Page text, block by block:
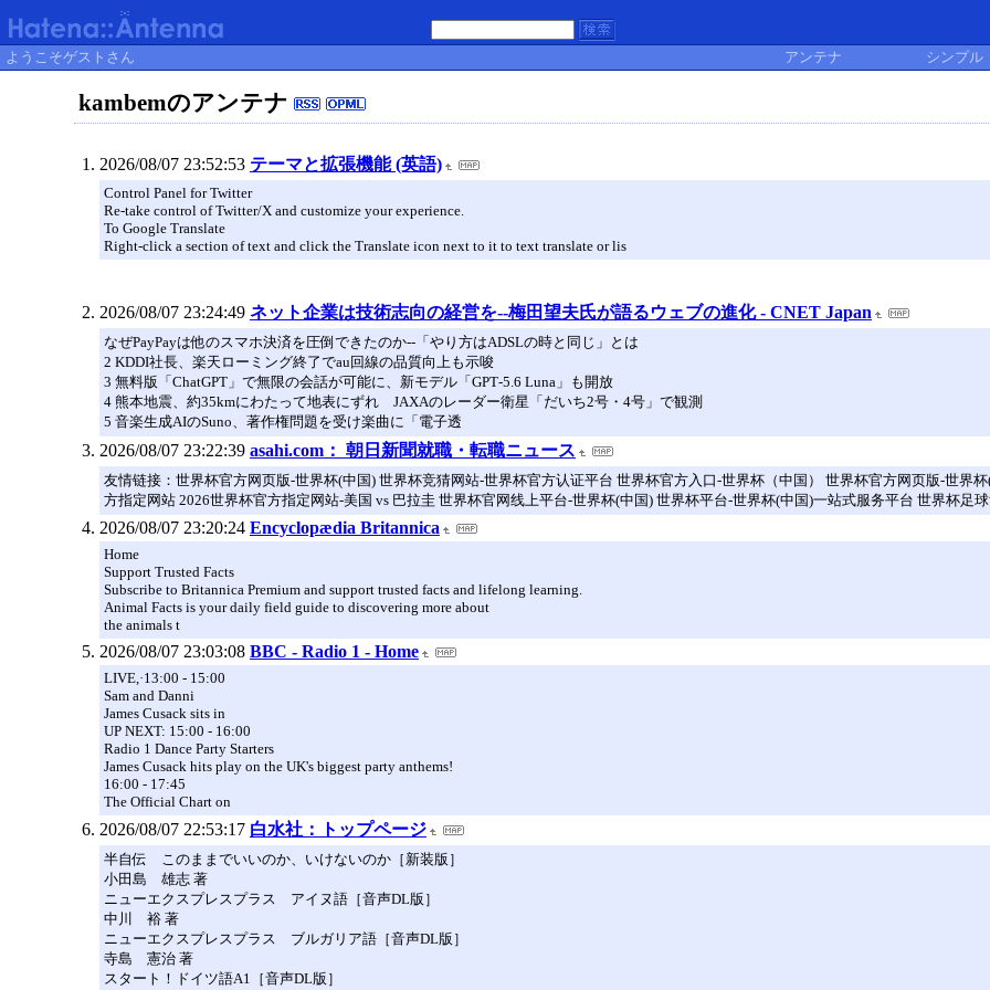
ようこそゲストさん アンテナ シンプル
kambemのアンテナ
2026/08/07 23:52:53 テーマと拡張機能 (英語)
Control Panel for Twitter
Re-take control of Twitter/X and customize your experience.
To Google Translate
Right-click a section of text and click the Translate icon next to it to text translate or lis
2026/08/07 23:24:49 ネット企業は技術志向の経営を--梅田望夫氏が語るウェブの進化 - CNET Japan
なぜPayPayは他のスマホ決済を圧倒できたのか--「やり方はADSLの時と同じ」とは
2 KDDI社長、楽天ローミング終了でau回線の品質向上も示唆
3 無料版「ChatGPT」で無限の会話が可能に、新モデル「GPT‑5.6 Luna」も開放
4 熊本地震、約35kmにわたって地表にずれ JAXAのレーダー衛星「だいち2号・4号」で観測
5 音楽生成AIのSuno、著作権問題を受け楽曲に「電子透
2026/08/07 23:22:39 asahi.com： 朝日新聞就職・転職ニュース
友情链接：世界杯官方网页版-世界杯(中国) 世界杯竞猜网站-世界杯官方认证平台 世界杯官方入口-世界杯（中国） 世界杯官方网页版-世界
方指定网站 2026世界杯官方指定网站-美国 vs 巴拉圭 世界杯官网线上平台-世界杯(中国) 世界杯平台-世界杯(中国)一站式服务平台 世界杯足
2026/08/07 23:20:24 Encyclopædia Britannica
Home
Support Trusted Facts
Subscribe to Britannica Premium and support trusted facts and lifelong learning.
Animal Facts is your daily field guide to discovering more about
the animals t
2026/08/07 23:03:08 BBC - Radio 1 - Home
LIVE,·13:00 - 15:00
Sam and Danni
James Cusack sits in
UP NEXT: 15:00 - 16:00
Radio 1 Dance Party Starters
James Cusack hits play on the UK's biggest party anthems!
16:00 - 17:45
The Official Chart on
2026/08/07 22:53:17 白水社：トップページ
半自伝 このままでいいのか、いけないのか［新装版］
小田島 雄志 著
ニューエクスプレスプラス アイヌ語［音声DL版］
中川 裕 著
ニューエクスプレスプラス ブルガリア語［音声DL版］
寺島 憲治 著
スタート！ドイツ語A1［音声DL版］